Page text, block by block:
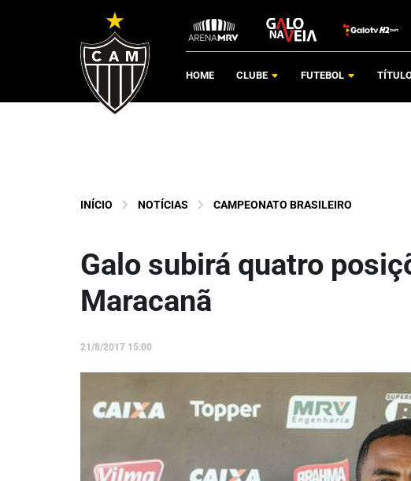
HOME CLUBE FUTEBOL
INÍCIO NOTÍCIAS CAMPEONATO BRASILEIRO
Galo subirá quatro
Maracanã
21/8/2017 15:00